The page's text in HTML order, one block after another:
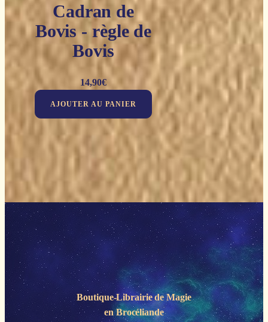
Cadran de
Bovis - règle de
Bovis
14,90€
AJOUTER AU PANIER
Boutique-Librairie deMagie
en Brocéliande